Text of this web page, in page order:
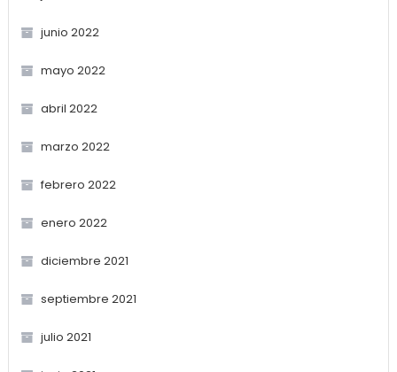
junio 2022
mayo 2022
abril 2022
marzo 2022
febrero 2022
enero 2022
diciembre 2021
septiembre 2021
julio 2021